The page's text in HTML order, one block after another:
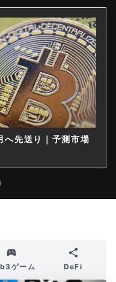
る？金融庁が出庫制
ゲーム DeFi